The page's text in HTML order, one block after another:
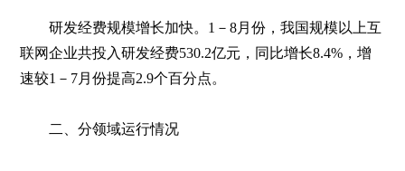
研发经费规模增长加快。1－8月份，我国规模以上互
联网企业共投入研发经费530.2亿元，同比增长8.4%，增
速较1－7月份提高2.9个百分点。
二、分领域运行情况